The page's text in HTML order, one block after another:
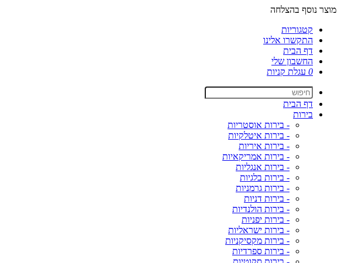
מוצר נוסף בהצלחה
קטגוריות
התקשרו אלינו
דף הבית
החשבון שלי
0 עגלת קניות
דף הבית
בירות
- בירות אוסטריות
- בירות איטלקיות
- בירות איריות
- בירות אמריקאיות
- בירות אנגליות
- בירות בלגיות
- בירות גרמניות
- בירות דניות
- בירות הולנדיות
- בירות יפניות
- בירות ישראליות
- בירות מקסיקניות
- בירות ספרדיות